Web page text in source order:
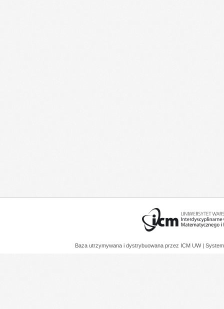
Baza utrzymywana i dystrybuowana przez ICM UW |